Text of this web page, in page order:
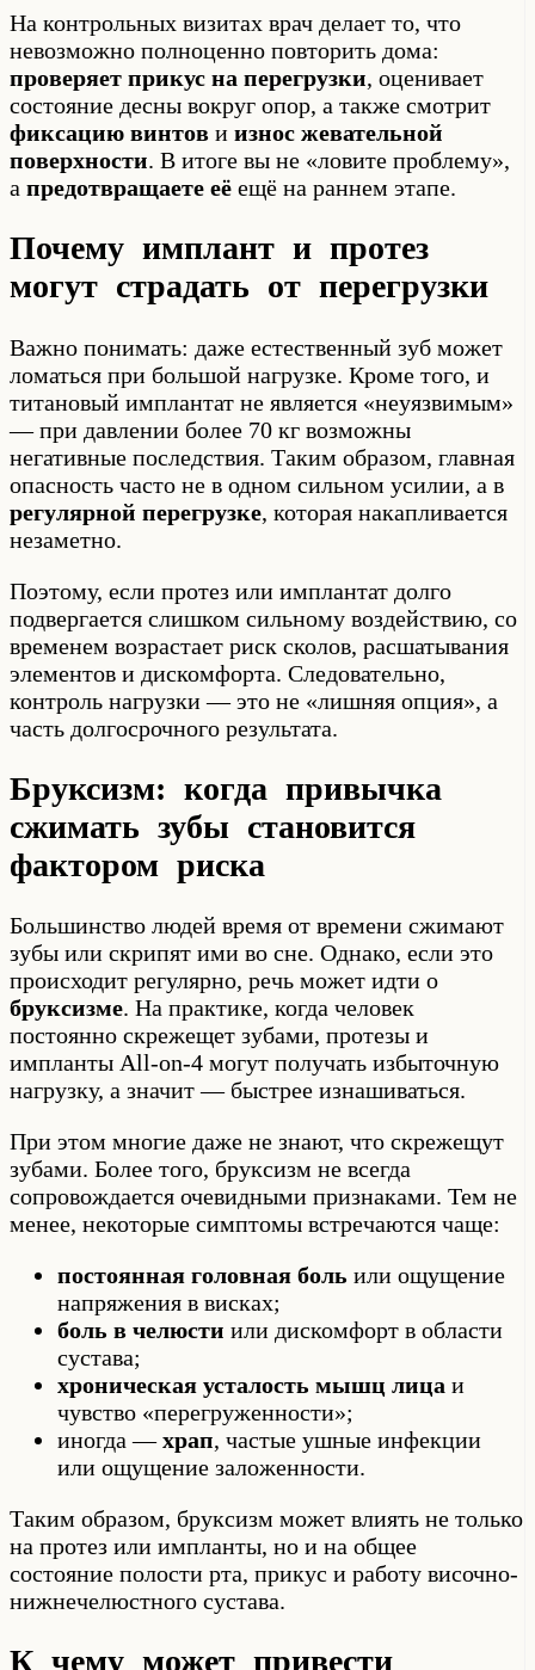
На контрольных визитах врач делает то, что
невозможно полноценно повторить дома:
проверяет прикус на перегрузки, оценивает
состояние десны вокруг опор, а также смотрит
фиксацию винтов и износ жевательной
поверхности. В итоге вы не «ловите проблему»,
а предотвращаете её ещё на раннем этапе.
Почему имплант и протез
могут страдать от перегрузки
Важно понимать: даже естественный зуб может
ломаться при большой нагрузке. Кроме того, и
титановый имплантат не является «неуязвимым»
— при давлении более 70 кг возможны
негативные последствия. Таким образом, главная
опасность часто не в одном сильном усилии, а в
регулярной перегрузке, которая накапливается
незаметно.
Поэтому, если протез или имплантат долго
подвергается слишком сильному воздействию, со
временем возрастает риск сколов, расшатывания
элементов и дискомфорта. Следовательно,
контроль нагрузки — это не «лишняя опция», а
часть долгосрочного результата.
Бруксизм: когда привычка
сжимать зубы становится
фактором риска
Большинство людей время от времени сжимают
зубы или скрипят ими во сне. Однако, если это
происходит регулярно, речь может идти о
бруксизме. На практике, когда человек
постоянно скрежещет зубами, протезы и
импланты All-on-4 могут получать избыточную
нагрузку, а значит — быстрее изнашиваться.
При этом многие даже не знают, что скрежещут
зубами. Более того, бруксизм не всегда
сопровождается очевидными признаками. Тем не
менее, некоторые симптомы встречаются чаще:
постоянная головная боль или ощущение
напряжения в висках;
боль в челюсти или дискомфорт в области
сустава;
хроническая усталость мышц лица и
чувство «перегруженности»;
иногда —храп, частые ушные инфекции
или ощущение заложенности.
Таким образом, бруксизм может влиять не только
на протез или импланты, но и на общее
состояние полости рта, прикус и работу височно-
нижнечелюстного сустава.
К чему может привести